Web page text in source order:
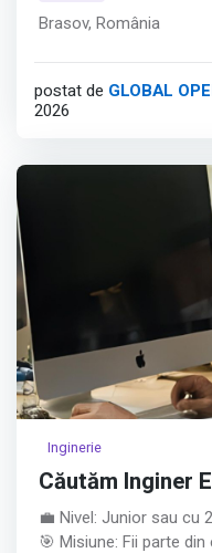
în întregime intern, cu
Brasov, România
postat de GLOBAL
2026
Inginerie
Căutăm Inginer
💼 Nivel: Junior sau cu
🎯 Misiune: Fii parte